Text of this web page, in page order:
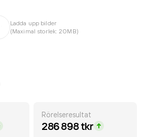
Ladda upp bilder
(Maximal storlek: 20MB)
Rörelseresultat
286 898 tkr